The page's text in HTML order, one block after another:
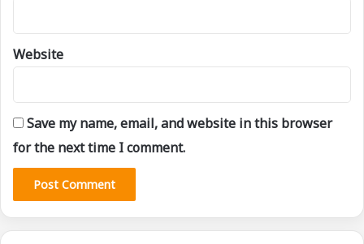
Website
Save my name, email, and website in this browser
for the next time I comment.